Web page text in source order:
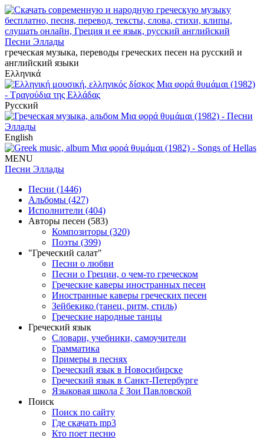
Песни Эллады
греческая музыка, переводы греческих песен на русский и
английский языки
Ελληνικά
Русский
English
MENU
Песни Эллады
Песни (1446)
Альбомы (427)
Исполнители (404)
Авторы песен (583)
Композиторы (320)
Поэты (399)
"Греческий салат"
Песни о любви
Песни о Греции, о чем-то греческом
Греческие каверы иностранных песен
Иностранные каверы греческих песен
Зейбекико (танец, ритм, стиль)
Греческие народные танцы
Греческий язык
Словари, учебники, самоучители
Грамматика
Примеры в песнях
Греческий язык в Новосибирске
Греческий язык в Санкт-Петербурге
Языковая школа ξ Зои Павловской
Поиск
Поиск по сайту
Где скачать mp3
Кто поет песню